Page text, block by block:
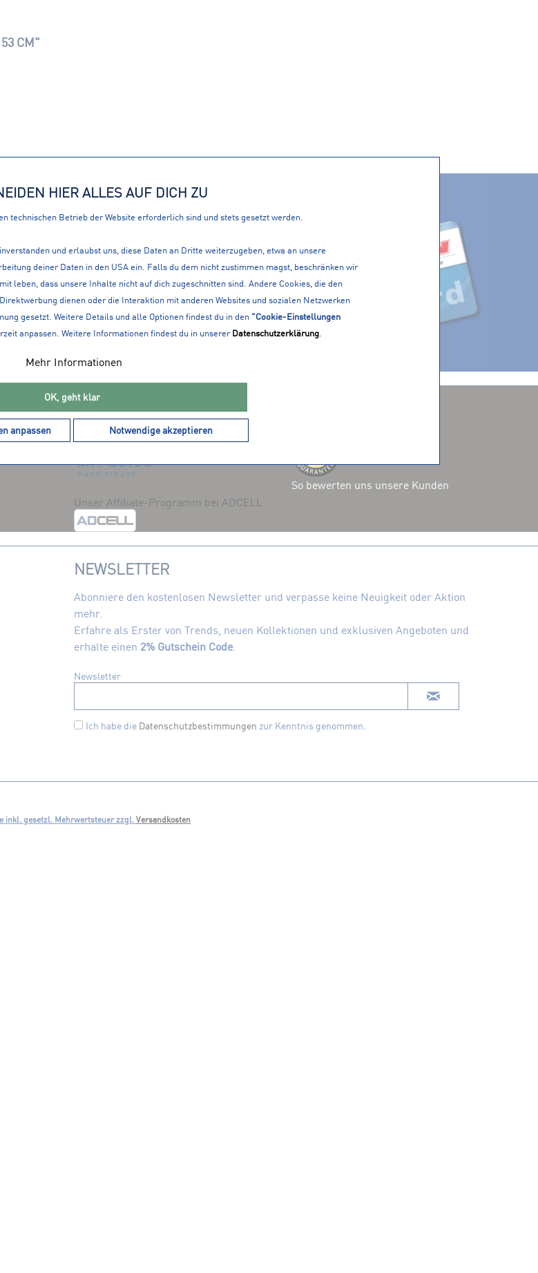
CM"
360° SERVICE
LOKAL, IM WEB ALS APP!
MITGLIEDSCHAFTEN
Unser Affiliate-Programm bei ADCELL
So bewerten uns unsere Kunden
NEWSLETTER
Abonniere den kostenlosen Newsletter und verpasse keine Neuigkeit oder Aktion
mehr.
Erfahre als Erster von Trends, neuen Kollektionen und exklusiven Angeboten und
erhalte einen 2% Gutschein Code.
Newsletter
Ich habe die Datenschutzbestimmungen zur Kenntnis genommen.
inkl. gesetzl. Mehrwertsteuer zzgl. Versandkosten
HIER ALLES AUF DICH ZU
technischen Betrieb der Website erforderlich sind und stets gesetzt werden.
und erlaubst uns, diese Daten an Dritte weiterzugeben, etwa an unsere
deiner Daten in den USA ein. Falls du dem nicht zustimmen magst, beschränken wir
leben, dass unsere Inhalte nicht auf dich zugeschnitten sind. Andere Cookies, die den
dienen oder die Interaktion mit anderen Websites und sozialen Netzwerken
gesetzt. Weitere Details und alle Optionen findest du in den "Cookie-Einstellungen
anpassen. Weitere Informationen findest du in unsererDatenschutzerklärung
Mehr Informationen
OK, geht klar
anpassen Notwendige akzeptieren